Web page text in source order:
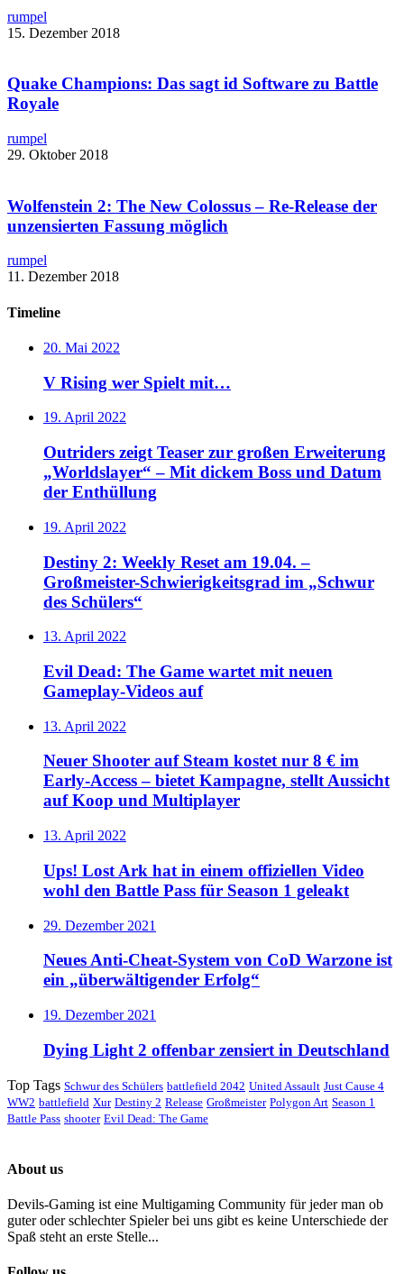
rumpel
15. Dezember 2018
Quake Champions: Das sagt id Software zu Battle
Royale​
rumpel
29. Oktober 2018
Wolfenstein 2: The New Colossus – ​Re-Release der
unzensierten Fassung möglich
rumpel
11. Dezember 2018
Timeline
20. Mai 2022
V Rising wer Spielt mit…
19. April 2022
Outriders zeigt Teaser zur großen Erweiterung
„Worldslayer“ – Mit dickem Boss und Datum
der Enthüllung
19. April 2022
Destiny 2: Weekly Reset am 19.04. –
Großmeister-Schwierigkeitsgrad im „Schwur
des Schülers“
13. April 2022
Evil Dead: The Game wartet mit neuen
Gameplay-Videos auf
13. April 2022
Neuer Shooter auf Steam kostet nur 8 € im
Early-Access – bietet Kampagne, stellt Aussicht
auf Koop und Multiplayer
13. April 2022
Ups! Lost Ark hat in einem offiziellen Video
wohl den Battle Pass für Season 1 geleakt
29. Dezember 2021
Neues Anti-Cheat-System von CoD Warzone ist
ein „überwältigender Erfolg“
19. Dezember 2021
Dying Light 2 offenbar zensiert in Deutschland
Top Tags Schwur des Schülers battlefield 2042 United Assault Just Cause 4
WW2 battlefield Xur Destiny 2 Release Großmeister Polygon Art Season 1
Battle Pass shooter Evil Dead: The Game
About us
Devils-Gaming ist eine Multigaming Community für jeder man ob
guter oder schlechter Spieler bei uns gibt es keine Unterschiede der
Spaß steht an erste Stelle...